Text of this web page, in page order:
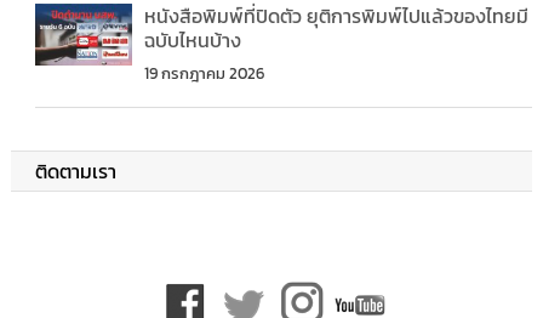
หนังสือพิมพ์ที่ปิดตัว ยุติการพิมพ์ไปแล้วของไทยมี
ฉบับไหนบ้าง
19 กรกฎาคม 2026
ติดตามเรา